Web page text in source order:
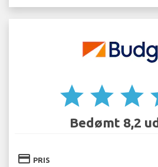
star star star
Bedømt 8,2
credit_card PRIS